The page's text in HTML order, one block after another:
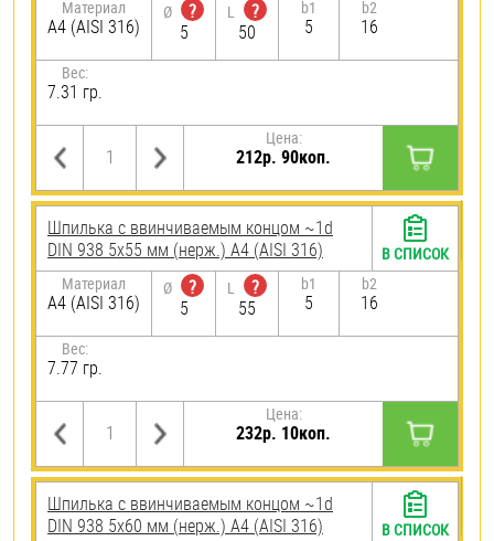
Материал
A4 (AISI 316)
Ø
?
5
L
?
50
b1
5
b2
16
Вес:
7.31 гр.
Цена:
212р. 90коп.
Шпилька c ввинчиваемым концом ~1d
DIN 938 5х55 мм (нерж.) A4 (AISI 316)
Материал
A4 (AISI 316)
Ø
?
5
L
?
55
b1
5
b2
16
Вес:
7.77 гр.
Цена:
232р. 10коп.
В СПИСОК
Шпилька c ввинчиваемым концом ~1d
DIN 938 5х60 мм (нерж.) A4 (AISI 316)
В СПИСОК